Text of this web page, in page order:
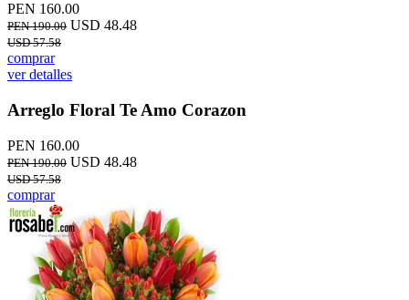
PEN 160.00
PEN 190.00 USD 48.48
USD 57.58
comprar
ver detalles
Arreglo Floral Te Amo Corazon
PEN 160.00
PEN 190.00 USD 48.48
USD 57.58
comprar